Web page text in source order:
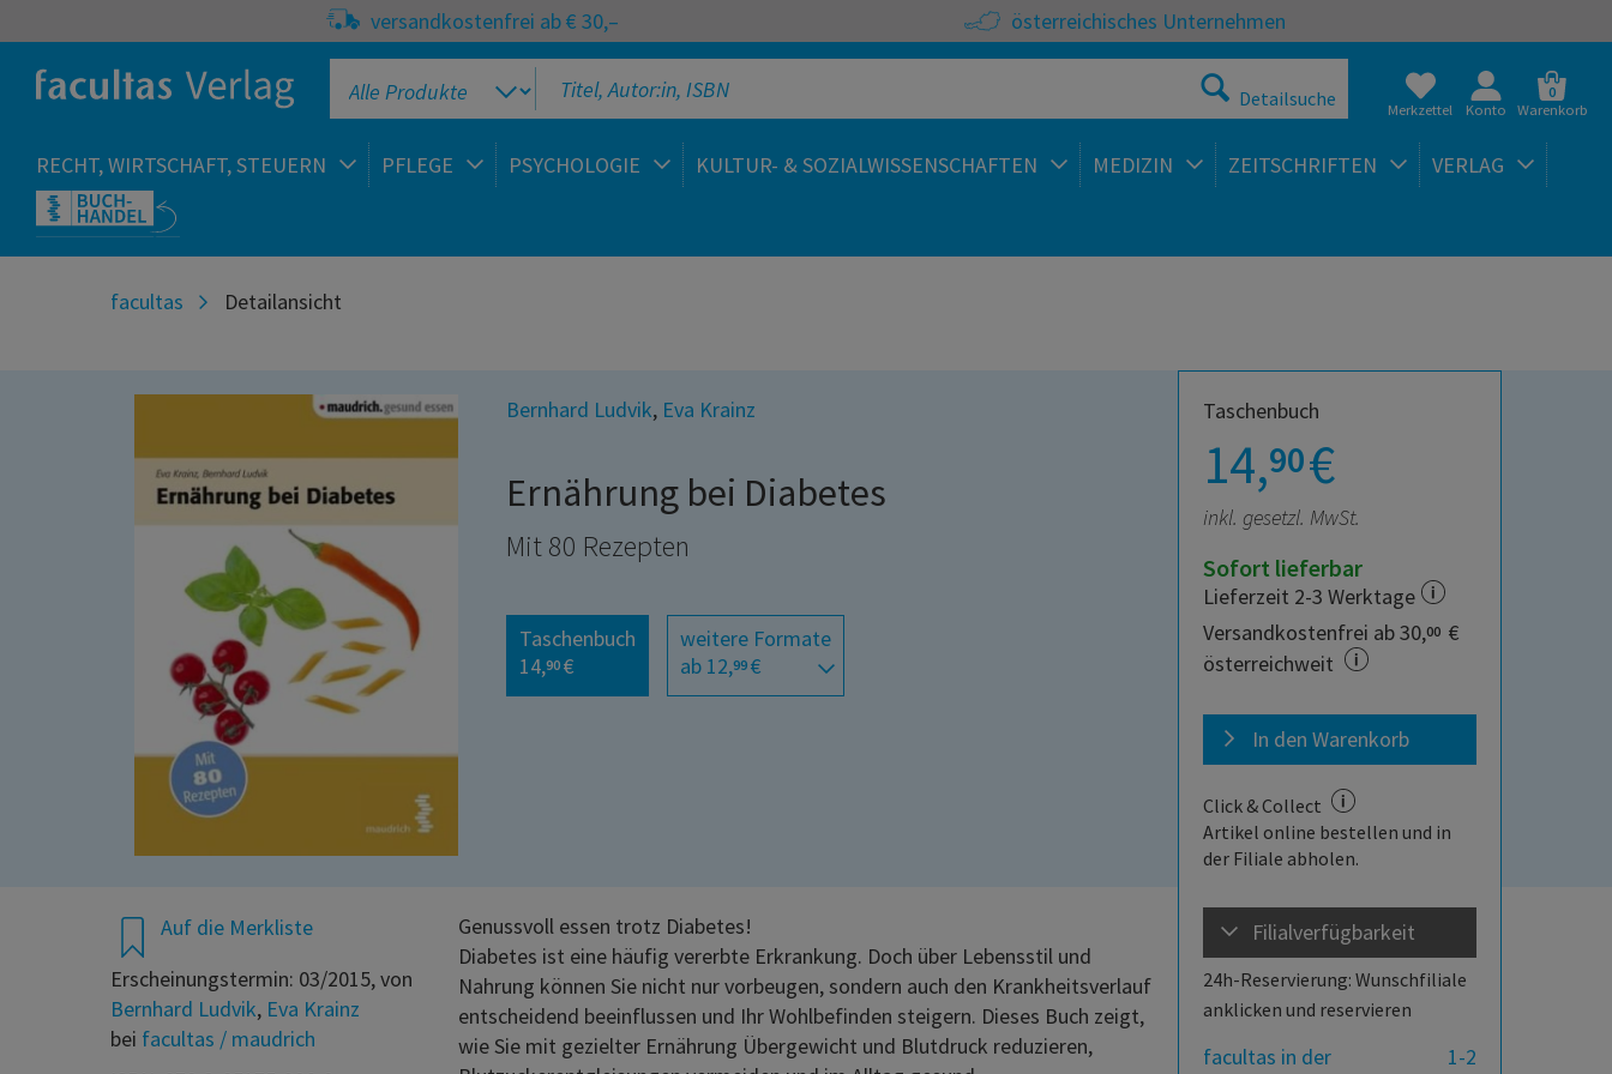
versandkostenfrei ab € 30,– österreichisches Unternehmen
Detailsuche Merkzettel Konto
0
Warenkorb
RECHT, WIRTSCHAFT, STEUERN PFLEGE PSYCHOLOGIE KULTUR- & SOZIALWISSENSCHAFTEN MEDIZIN ZEITSCHRIFTEN VERLAG
facultas Detailansicht
Bernhard Ludvik, Eva Krainz
Ernährung bei Diabetes
Mit 80 Rezepten
Taschenbuch
14,90 €
weitere Formate
ab 12,99 €
Taschenbuch
14,90€
inkl. gesetzl. MwSt.
Sofort lieferbar
Lieferzeit 2-3 Werktage
Versandkostenfrei ab 30,00 €
österreichweit
In den Warenkorb
Click & Collect
Artikel online bestellen und in
der Filiale abholen.
Filialverfügbarkeit
24h-Reservierung: Wunschfiliale
anklicken und reservieren
1-2
facultas in der
Auf die Merkliste
Erscheinungstermin: 03/2015, von
Bernhard Ludvik, Eva Krainz
bei facultas / maudrich
Genussvoll essen trotz Diabetes!
Diabetes ist eine häufig vererbte Erkrankung. Doch über Lebensstil und
Nahrung können Sie nicht nur vorbeugen, sondern auch den Krankheitsverlauf
entscheidend beeinflussen und Ihr Wohlbefinden steigern. Dieses Buch zeigt,
wie Sie mit gezielter Ernährung Übergewicht und Blutdruck reduzieren,